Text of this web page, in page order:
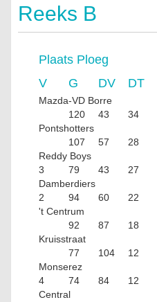
Reeks B
Plaats Ploeg
V
G DV DT
Mazda-VD Borre
120
43 34
Pontshotters
107
57 28
Reddy Boys
3
79 43 27
Damberdiers
2
94 60 22
't Centrum
92
87 18
Kruisstraat
77
104 12
Monserez
4
74 84 12
Central